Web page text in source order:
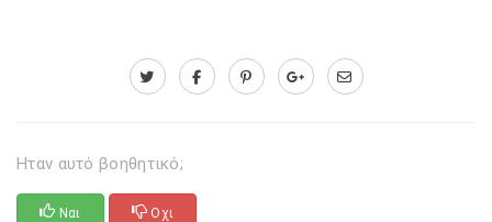
Ηταν αυτό βοηθητικό;
Ναι Οχι